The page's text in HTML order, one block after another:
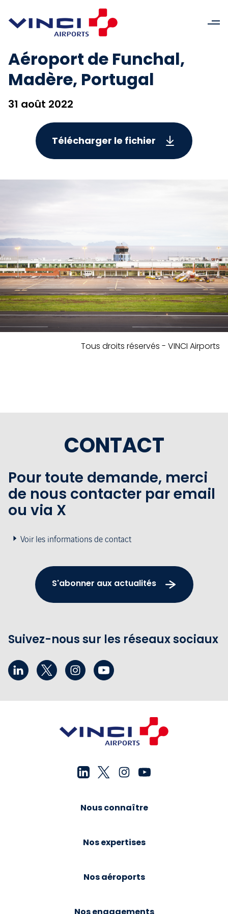
Aéroport de Funchal,
Madère, Portugal
31 août 2022
Télécharger le fichier
Tous droits réservés - VINCI Airports
CONTACT
Pour toute demande, merci
de nous contacter par email
ou via X
Voir les informations de contact
S'abonner aux actualités
Suivez-nous sur les réseaux sociaux
Nous connaître
Nos expertises
Nos aéroports
Nos engagements